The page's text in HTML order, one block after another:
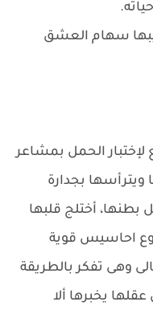
سهام العشق
الحمل بمشاعر
بجدارة
أختلج قلبها
احاسيس قوية
وهى تفكر بالطريقة
يخبرها ألا